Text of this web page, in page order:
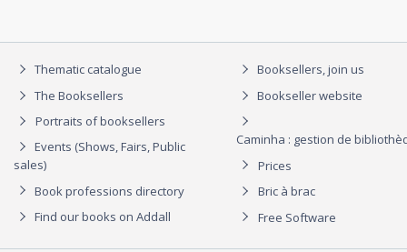
Thematic catalogue
The Booksellers
Portraits of booksellers
Events (Shows, Fairs, Public
sales)
Book professions directory
Find our books on Addall
Booksellers, join us
Bookseller website
Caminha : gestion de
Prices
Bric à brac
Free Software